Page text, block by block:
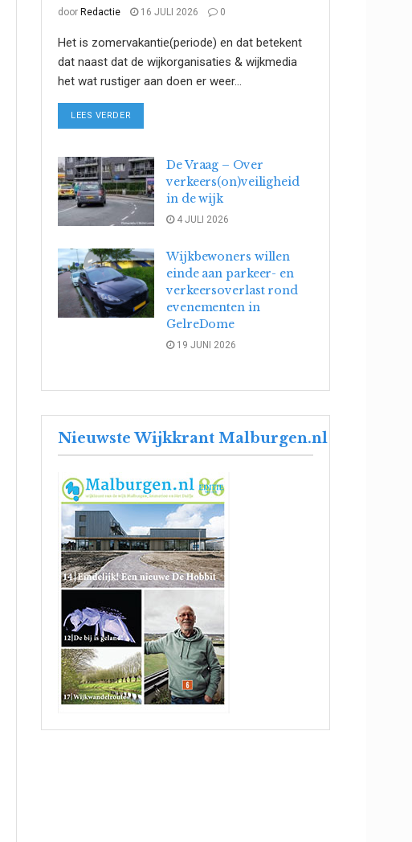
door Redactie 16 JULI 2026 0
Het is zomervakantie(periode) en dat betekent
dat naast dat de wijkorganisaties & wijkmedia
het wat rustiger aan doen er weer...
LEES VERDER
De Vraag – Over
verkeers(on)veiligheid
in de wijk
4 JULI 2026
Wijkbewoners willen
einde aan parkeer- en
verkeersoverlast rond
evenementen in
GelreDome
19 JUNI 2026
Nieuwste Wijkkrant Malburgen.nl